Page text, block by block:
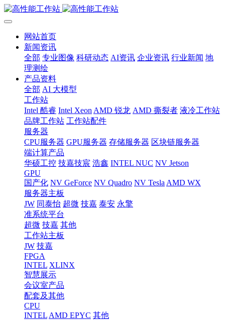
网站首页
新闻资讯
全部 专业图像 科研动态 AI资讯 企业资讯 行业新闻 地
理测绘
产品资料
全部 AI 大模型
工作站
Intel 酷睿 Intel Xeon AMD 锐龙 AMD 撕裂者 液冷工作站
品牌工作站 工作站配件
服务器
CPU服务器 GPU服务器 存储服务器 区块链服务器
端计算产品
华硕工控 技嘉技宸 浩鑫 INTEL NUC NV Jetson
GPU
国产化 NV GeForce NV Quadro NV Tesla AMD WX
服务器主板
JW 同泰怡 超微 技嘉 泰安 永擎
准系统平台
超微 技嘉 其他
工作站主板
JW 技嘉
FPGA
INTEL XLINX
智慧展示
会议室产品
配套及其他
CPU
INTEL AMD EPYC 其他